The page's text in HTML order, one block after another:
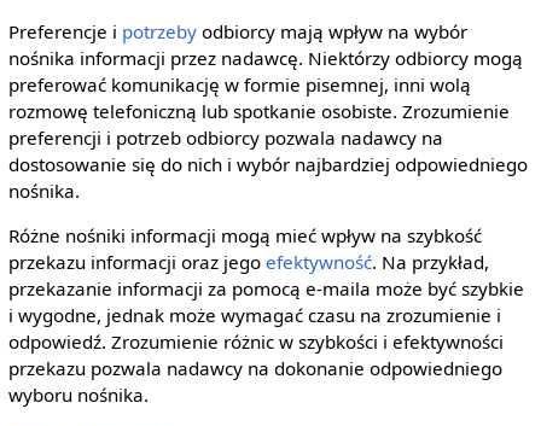
Preferencje i potrzebyodbiorcy mają wpływ na wybór
nośnika informacji przez nadawcę. Niektórzy odbiorcy mogą
preferować komunikację w formie pisemnej, inni wolą
rozmowę telefoniczną lub spotkanie osobiste. Zrozumienie
preferencji i potrzeb odbiorcy pozwala nadawcy na
dostosowanie się do nich i wybór najbardziej odpowiedniego
nośnika.
Różne nośniki informacji mogą mieć wpływ na szybkość
przekazu informacji oraz jego efektywność. Na przykład,
przekazanie informacji za pomocą e-maila może być szybkie
i wygodne, jednak może wymagać czasu na zrozumienie i
odpowiedź. Zrozumienie różnic w szybkości i efektywności
przekazu pozwala nadawcy na dokonanie odpowiedniego
wyboru nośnika.